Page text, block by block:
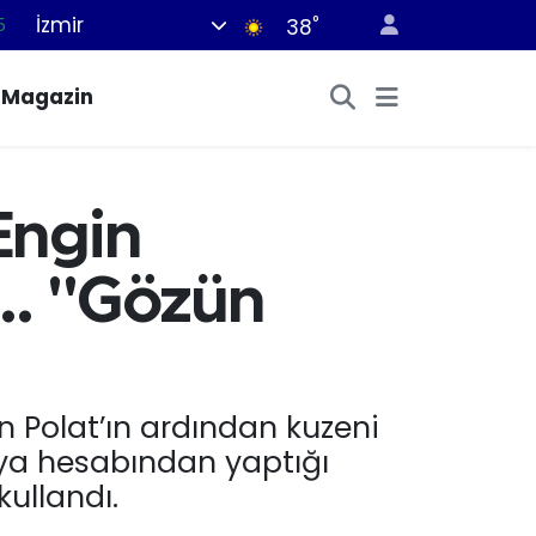
İzmir 38°
Magazin
"Gözün
Polat’ın ardından kuzeni
hesabından yaptığı